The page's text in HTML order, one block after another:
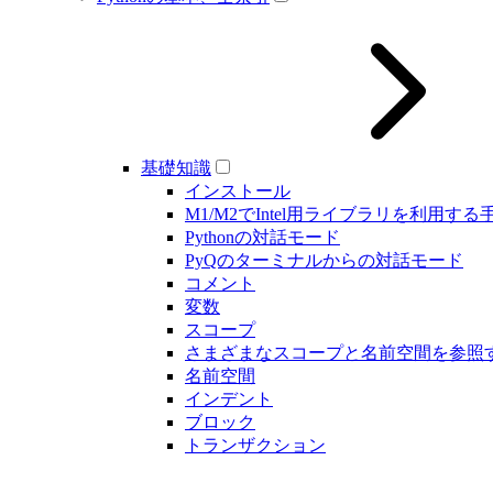
基礎知識
インストール
M1/M2でIntel用ライブラリを利用する
Pythonの対話モード
PyQのターミナルからの対話モード
コメント
変数
スコープ
さまざまなスコープと名前空間を参照
名前空間
インデント
ブロック
トランザクション